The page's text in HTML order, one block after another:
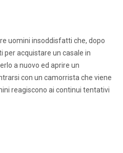
uomini insoddisfatti che, dopo
per acquistare un casale in
a nuovo ed aprire un
con un camorrista che viene
reagiscono ai continui tentativi